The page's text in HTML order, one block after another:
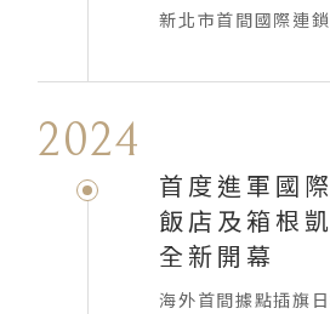
新北市首間國際連
2024
首度進軍國
飯店及箱根
全新開幕
海外首間據點插旗